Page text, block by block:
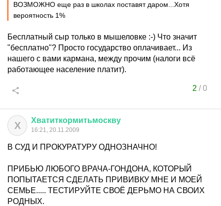
ВОЗМОЖНО еще раз в школах поставят даром...Хотя
вероятность 1%
Бесплатный сыр только в мышеловке :-) Что значит
"бесплатно"? Просто государство оплачивает... Из
нашего с вами кармана, между прочим (налоги всё
работающее население платит).
2 /0
Х Хватиткормитьмоскву
16:21, 20.11.2009
В СУД И ПРОКУРАТУРУ ОДНОЗНАЧНО!
ПРИБЬЮ ЛЮБОГО ВРАЧА-ГОНДОНА, КОТОРЫЙ
ПОПЫТАЕТСЯ СДЕЛАТЬ ПРИВИВКУ МНЕ И МОЕЙ
СЕМЬЕ..... ТЕСТИРУЙТЕ СВОЁ ДЕРЬМО НА СВОИХ
РОДНЫХ.